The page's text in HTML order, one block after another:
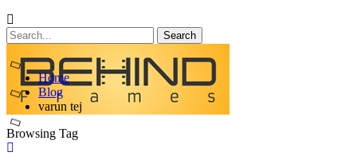
Categories
Tags
Home
Blog
varun tej
Browsing Tag